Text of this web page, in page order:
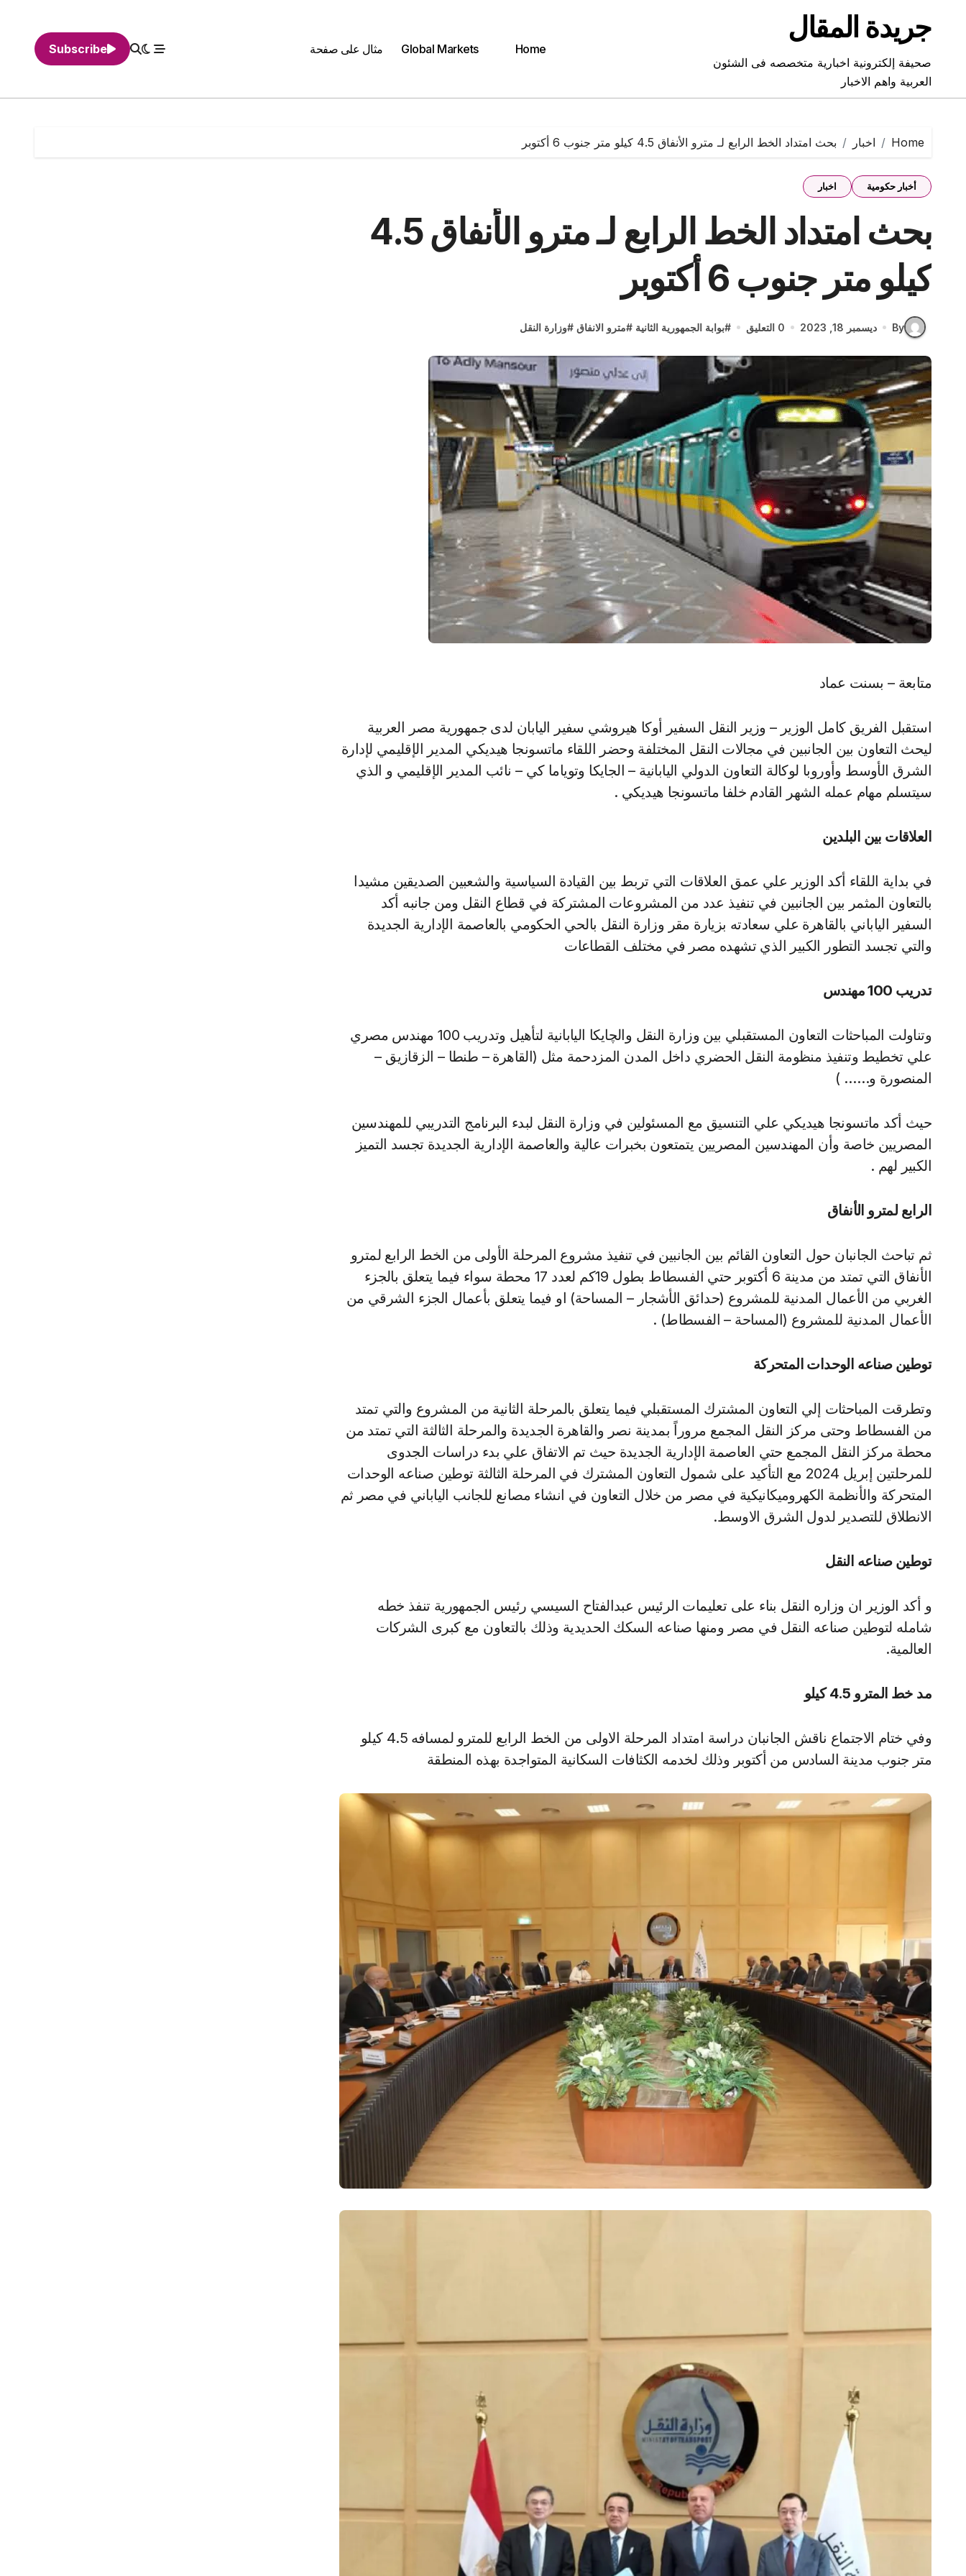
contentجريدة المقال
صحيفة إلكترونية اخبارية متخصصه فى الشئون
العربية واهم الاخبار
Home
Global Markets مثال على صفحة Subscribe
Home اخبار بحث امتداد الخط الرابع لـ مترو الأنفاق 4.5 كيلو متر جنوب 6 أكتوبر
أخبار حكومية اخبار
بحث امتداد الخط الرابع لـ مترو الأنفاق 4.5
كيلو متر جنوب 6 أكتوبر
By ديسمبر 18, 2023 0 التعليق #بوابة الجمهورية الثانية #مترو الانفاق #وزارة النقل
متابعة – بسنت عماد
استقبل الفريق كامل الوزير – وزير النقل السفير أوكا هيروشي سفير اليابان لدى جمهورية مصر العربية
ليحث التعاون بين الجانبين في مجالات النقل المختلفة وحضر اللقاء ماتسونجا هيديكي المدير الإقليمي لإدارة
الشرق الأوسط وأوروبا لوكالة التعاون الدولي اليابانية – الجايكا وتوياما كي – نائب المدير الإقليمي و الذي
سيتسلم مهام عمله الشهر القادم خلفا ماتسونجا هيديكي .
العلاقات بين البلدين
في بداية اللقاء أكد الوزير علي عمق العلاقات التي تربط بين القيادة السياسية والشعبين الصديقين مشيدا
بالتعاون المثمر بين الجانبين في تنفيذ عدد من المشروعات المشتركة في قطاع النقل ومن جانبه أكد
السفير الياباني بالقاهرة علي سعادته بزيارة مقر وزارة النقل بالحي الحكومي بالعاصمة الإدارية الجديدة
والتي تجسد التطور الكبير الذي تشهده مصر في مختلف القطاعات
تدريب 100 مهندس
وتناولت المباحثات التعاون المستقبلي بين وزارة النقل والچايكا اليابانية لتأهيل وتدريب 100 مهندس مصري
علي تخطيط وتنفيذ منظومة النقل الحضري داخل المدن المزدحمة مثل (القاهرة – طنطا – الزقازيق –
المنصورة و…… )
حيث أكد ماتسونجا هيديكي علي التنسيق مع المسئولين في وزارة النقل لبدء البرنامج التدريبي للمهندسين
المصريين خاصة وأن المهندسين المصريين يتمتعون بخبرات عالية والعاصمة الإدارية الجديدة تجسد التميز
الكبير لهم .
الرابع لمترو الأنفاق
ثم تباحث الجانبان حول التعاون القائم بين الجانبين في تنفيذ مشروع المرحلة الأولى من الخط الرابع لمترو
الأنفاق التي تمتد من مدينة 6 أكتوبر حتي الفسطاط بطول 19كم لعدد 17 محطة سواء فيما يتعلق بالجزء
الغربي من الأعمال المدنية للمشروع (حدائق الأشجار – المساحة) او فيما يتعلق بأعمال الجزء الشرقي من
الأعمال المدنية للمشروع (المساحة – الفسطاط) .
توطين صناعه الوحدات المتحركة
وتطرقت المباحثات إلي التعاون المشترك المستقبلي فيما يتعلق بالمرحلة الثانية من المشروع والتي تمتد
من الفسطاط وحتى مركز النقل المجمع مروراً بمدينة نصر والقاهرة الجديدة والمرحلة الثالثة التي تمتد من
محطة مركز النقل المجمع حتي العاصمة الإدارية الجديدة حيث تم الاتفاق علي بدء دراسات الجدوى
للمرحلتين إبريل 2024 مع التأكيد على شمول التعاون المشترك في المرحلة الثالثة توطين صناعه الوحدات
المتحركة والأنظمة الكهروميكانيكية في مصر من خلال التعاون في انشاء مصانع للجانب الياباني في مصر ثم
الانطلاق للتصدير لدول الشرق الاوسط.
توطين صناعه النقل
و أكد الوزير ان وزاره النقل بناء على تعليمات الرئيس عبدالفتاح السيسي رئيس الجمهورية تنفذ خطه
شامله لتوطين صناعه النقل في مصر ومنها صناعه السكك الحديدية وذلك بالتعاون مع كبرى الشركات
العالمية.
مد خط المترو 4.5 كيلو
وفي ختام الاجتماع ناقش الجانبان دراسة امتداد المرحلة الاولى من الخط الرابع للمترو لمسافه 4.5 كيلو
متر جنوب مدينة السادس من أكتوبر وذلك لخدمه الكثافات السكانية المتواجدة بهذه المنطقة